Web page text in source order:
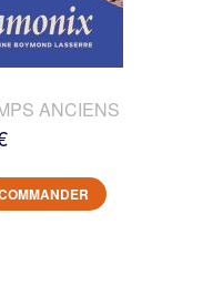
ANCIENS